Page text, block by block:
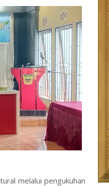
melalui pengukuhan